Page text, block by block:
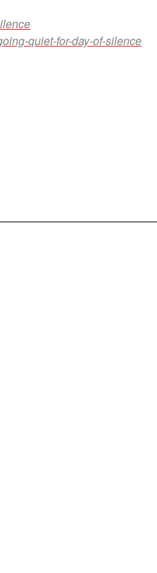
quiet-for-day-of-silence